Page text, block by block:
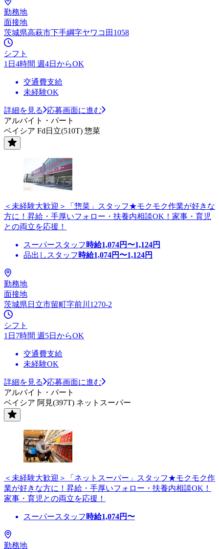
勤務地
面接地
茨城県高萩市下手綱字ヤワコ田1058
シフト
1日4時間 週4日からOK
交通費支給
未経験OK
詳細を見る
応募画面に進む
アルバイト・パート
ベイシア Fd日立(510T) 惣菜
＜未経験大歓迎＞「惣菜」スタッフ★モクモク作業が好きな
方に！昇給・手厚いフォロー・扶養内相談OK！家事・育児
との両立を応援！
スーパースタッフ 時給1,074円〜1,124円
品出しスタッフ 時給1,074円〜1,124円
勤務地
面接地
茨城県日立市留町字前川1270-2
シフト
1日7時間 週5日からOK
交通費支給
未経験OK
詳細を見る
応募画面に進む
アルバイト・パート
ベイシア 阿見(397T) ネットスーパー
＜未経験大歓迎＞「ネットスーパー」スタッフ★モクモク作
業が好きな方に！昇給・手厚いフォロー・扶養内相談OK！
家事・育児との両立を応援！
スーパースタッフ 時給1,074円〜
勤務地